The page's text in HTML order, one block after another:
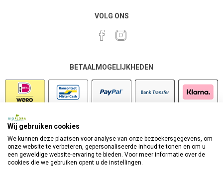
VOLG ONS
BETAALMOGELIJKHEDEN
Wij gebruiken cookies
We kunnen deze plaatsen voor analyse van onze bezoekersgegevens, om
onze website te verbeteren, gepersonaliseerde inhoud te tonen en om u
een geweldige website-ervaring te bieden. Voor meer informatie over de
cookies die we gebruiken opent u de instellingen.